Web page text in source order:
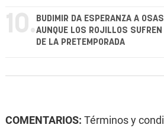
10. BUDIMIR DA ESPERANZA A
AUNQUE LOS ROJILLOS
DE LA PRETEMPORADA
COMENTARIOS: Términos y